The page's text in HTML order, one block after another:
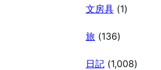
文房具(1)
旅 (136)
日記(1,008)